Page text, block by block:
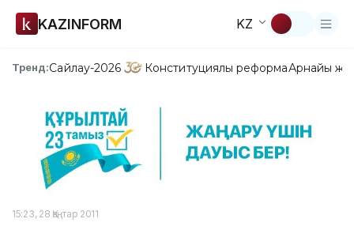
KAZINFORM KZ
Тренд:Сайлау-2026 Конституциялық реформаАрнайы
15:23, 28 Қаңтар 2011